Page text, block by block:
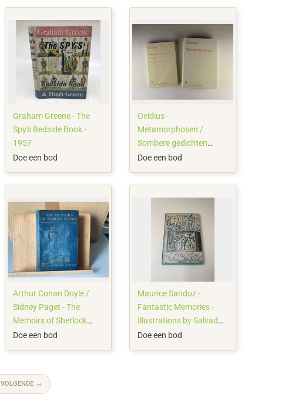
woodcuts) - 1835
Runner; English Myths;
Human Age - 1952/1967
Graham Greene - The
Spy's Bedside Book -
1957
Doe een bod
Ovidius -
Metamorphosen /
Sombere gedichten
(Tristia) - 1994/1998
Doe een bod
Arthur Conan Doyle /
Sidney Paget - The
Memoirs of Sherlock
Holmes (Souvenir
Doe een bod
Maurice Sandoz -
Fantastic Memories -
Illustrations by Salvador
Dali - 1944
Doe een bod
VOLGENDE →